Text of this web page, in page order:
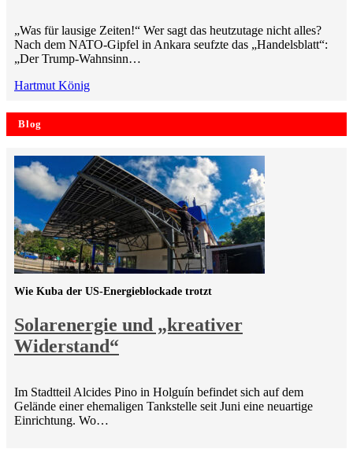
„Was für lausige Zeiten!“ Wer sagt das heutzutage nicht alles?
Nach dem NATO-Gipfel in Ankara seufzte das „Handelsblatt“:
„Der Trump-Wahnsinn…
Hartmut König
Blog
Solarenergie und „kreativer
Widerstand“
Wie Kuba der US-Energieblockade trotzt
Im Stadtteil Alcides Pino in Holguín befindet sich auf dem
Gelände einer ehemaligen Tankstelle seit Juni eine neuartige
Einrichtung. Wo…